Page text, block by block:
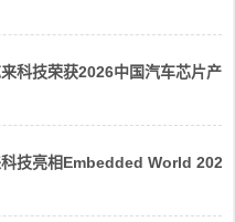
科技荣获2026中国汽车芯片产
技亮相Embedded World 2026